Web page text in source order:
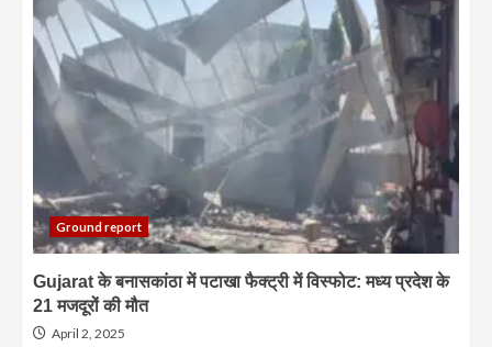
Ground report
Gujarat के बनासकांठा में पटाखा फैक्ट्री में विस्फोट: मध्य प्रदेश के
21 मजदूरों की मौत
April 2, 2025